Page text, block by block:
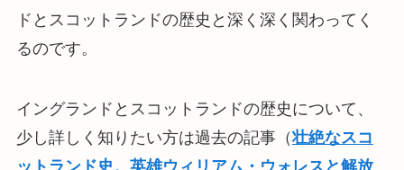
ドとスコットランドの歴史と深く深く関わってく
るのです。
イングランドとスコットランドの歴史について、
少し詳しく知りたい方は過去の記事（壮絶なスコ